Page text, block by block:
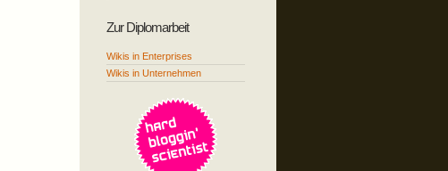
Zur Diplomarbeit
Wikis in Enterprises
Wikis in Unternehmen